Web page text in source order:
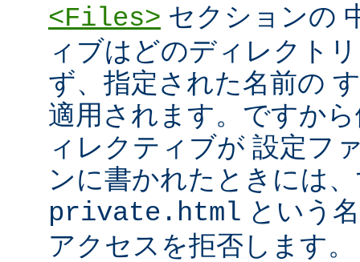
<Files> セクションの
ィブはどのディレクト
ず、指定された名前の
適用されます。ですか
ィレクティブが 設定フ
ンに書かれたときには
private.html という
アクセスを拒否します。